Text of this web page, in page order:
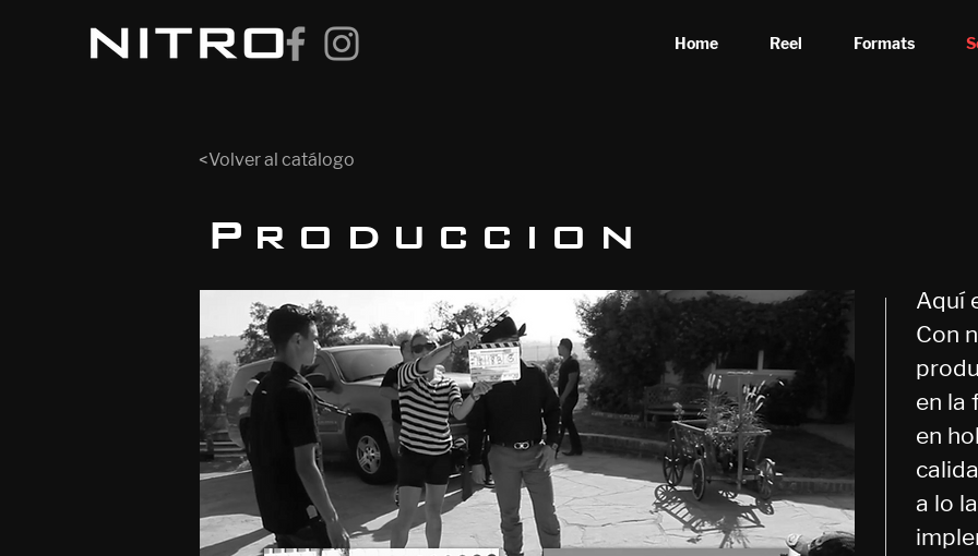
Home Reel Formats
<Volver al catálogo
Produccion
Aquí
Con
en la
en
a lo